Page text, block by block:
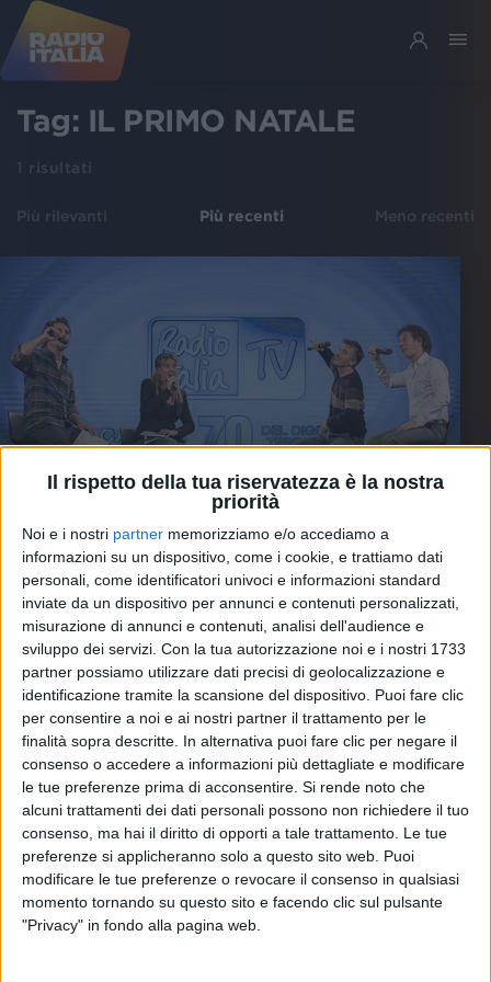
Il rispetto della tua riservatezza è la nostra
priorità
Noi e i nostri partner memorizziamo e/o accediamo a
informazioni su un dispositivo, come i cookie, e trattiamo dati
personali, come identificatori univoci e informazioni standard
inviate da un dispositivo per annunci e contenuti personalizzati,
misurazione di annunci e contenuti, analisi dell'audience e
sviluppo dei servizi. Con la tua autorizzazione noi e i nostri 1733
partner possiamo utilizzare dati precisi di geolocalizzazione e
identificazione tramite la scansione del dispositivo. Puoi fare clic
per consentire a noi e ai nostri partner il trattamento per le
finalità sopra descritte. In alternativa puoi fare clic per negare il
consenso o accedere a informazioni più dettagliate e modificare
le tue preferenze prima di acconsentire. Si rende noto che
alcuni trattamenti dei dati personali possono non richiedere il tuo
consenso, ma hai il diritto di opporti a tale trattamento. Le tue
preferenze si applicheranno solo a questo sito web. Puoi
modificare le tue preferenze o revocare il consenso in qualsiasi
momento tornando su questo sito e facendo clic sul pulsante
"Privacy" in fondo alla pagina web.
Tag: IL PRIMO NATALE
1 risultati
Più rilevanti Più recenti Meno recenti
PHOTOGALLERY
INTERVISTA A FICARRA E PICONE - IL
PRIMO NATALE (10/12/2019)
10FOTO
Chi siamo Contattaci
Privacy